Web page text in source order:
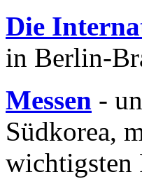
Die
in Berlin-
Messen -
Südkorea,
wichtigsten